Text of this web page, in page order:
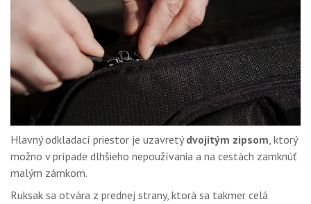
Hlavný odkladací priestor je uzavretýdvojitým zipsom, ktorý
možno v prípade dlhšieho nepoužívania a na cestách zamknúť
malým zámkom.
Ruksak sa otvára z prednej strany, ktorá sa takmer celá